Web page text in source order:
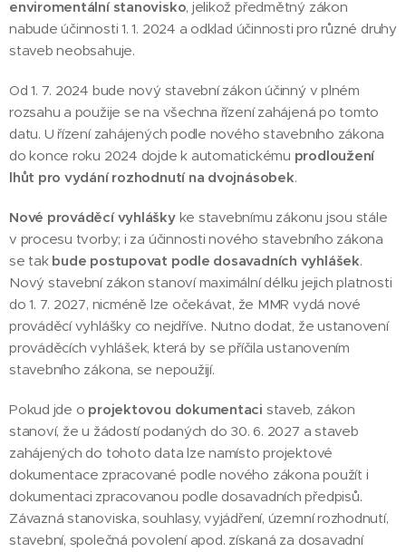
enviromentální stanovisko, jelikož předmětný zákon
nabude účinnosti 1. 1. 2024 a odklad účinnosti pro různé druhy
staveb neobsahuje.
Od 1. 7. 2024 bude nový stavební zákon účinný v plném
rozsahu a použije se na všechna řízení zahájená po tomto
datu. U řízení zahájených podle nového stavebního zákona
do konce roku 2024 dojde k automatickému prodloužení
lhůt pro vydání rozhodnutí na dvojnásobek.
Nové prováděcí vyhláškyke stavebnímu zákonu jsou stále
v procesu tvorby; i za účinnosti nového stavebního zákona
se tak bude postupovat podle dosavadních vyhlášek.
Nový stavební zákon stanoví maximální délku jejich platnosti
do 1. 7. 2027, nicméně lze očekávat, že MMR vydá nové
prováděcí vyhlášky co nejdříve. Nutno dodat, že ustanovení
prováděcích vyhlášek, která by se příčila ustanovením
stavebního zákona, se nepoužijí.
Pokud jde o projektovou dokumentaci staveb, zákon
stanoví, že u žádostí podaných do 30. 6. 2027 a staveb
zahájených do tohoto data lze namísto projektové
dokumentace zpracované podle nového zákona použít i
dokumentaci zpracovanou podle dosavadních předpisů.
Závazná stanoviska, souhlasy, vyjádření, územní rozhodnutí,
stavební, společná povolení apod. získaná za dosavadní